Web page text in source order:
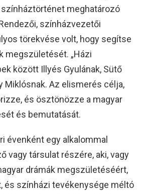
színháztörténet meghatározó
színházvezetői
törekvése volt, hogy segítse
megszületését. „Házi
között Illyés Gyulának, Sütő
Miklósnak. Az elismerés célja,
és ösztönözze a magyar
és bemutatását.
évenként egy alkalommal
vagy társulat részére, aki, vagy
drámák megszületéséért,
és színházi tevékenysége méltó